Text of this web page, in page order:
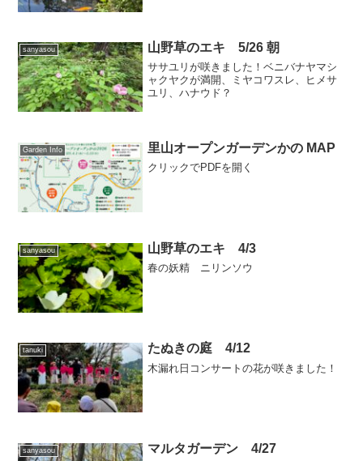
sanyasou 山野草のエキ 5/26 朝
ササユリが咲きました！ベニバナヤマシ
ャクヤクが満開、ミヤコワスレ、ヒメサ
ユリ、ハナウド？
Garden Info 里山オープンガーデンかの MAP
クリックでPDFを開く
sanyasou 山野草のエキ 4/3
春の妖精 ニリンソウ
tanuki たぬきの庭 4/12
木漏れ日コンサートの花が咲きました！
sanyasou マルタガーデン 4/27